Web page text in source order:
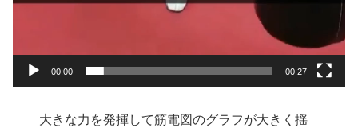
00:00 00:27
大きな力を発揮して筋電図のグラフが大きく揺